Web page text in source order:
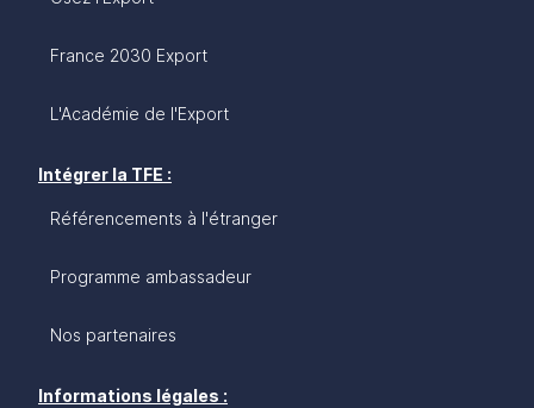
France 2030 Export
L'Académie de l'Export
Intégrer la TFE :
Référencements à l'étranger
Programme ambassadeur
Nos partenaires
Informations légales :